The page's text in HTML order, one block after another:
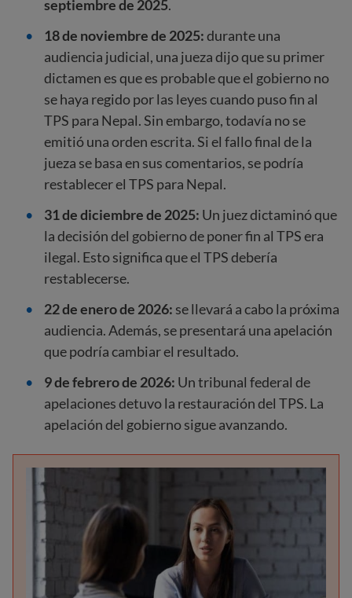
septiembre de 2025.
18 de noviembre de 2025:durante una
audiencia judicial, una jueza dijo que su primer
dictamen es que es probable que el gobierno no
se haya regido por las leyes cuando puso fin al
TPS para Nepal. Sin embargo, todavía no se
emitió una orden escrita. Si el fallo final de la
jueza se basa en sus comentarios, se podría
restablecer el TPS para Nepal.
31 de diciembre de 2025: Un juez dictaminó que
la decisión del gobierno de poner fin al TPS era
ilegal. Esto significa que el TPS debería
restablecerse.
22 de enero de 2026: se llevará a cabo la próxima
audiencia. Además, se presentará una apelación
que podría cambiar el resultado.
9 de febrero de 2026: Un tribunal federal de
apelaciones detuvo la restauración del TPS. La
apelación del gobierno sigue avanzando.